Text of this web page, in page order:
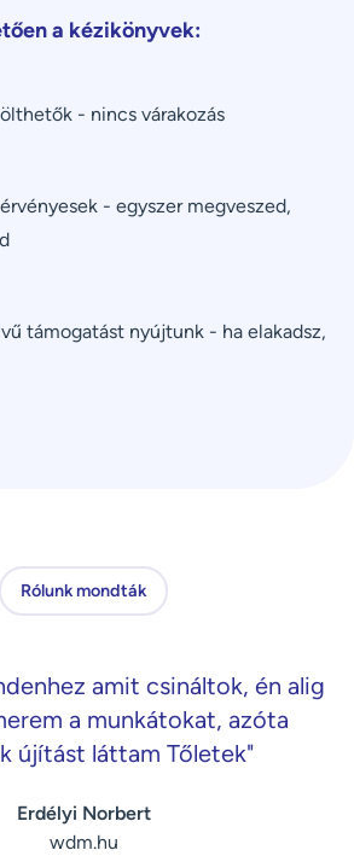
a kézikönyvek:
- nincs várakozás
- egyszer megveszed,
támogatást nyújtunk - ha elakadsz,
Rólunk mondták
amit csináltok, én alig
a munkátokat, azóta
újítást láttam Tőletek"
Erdélyi Norbert
wdm.hu